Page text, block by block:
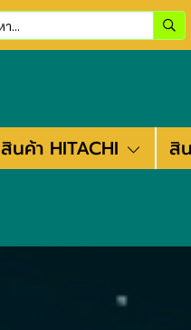
สินค้า HITACHI สิ